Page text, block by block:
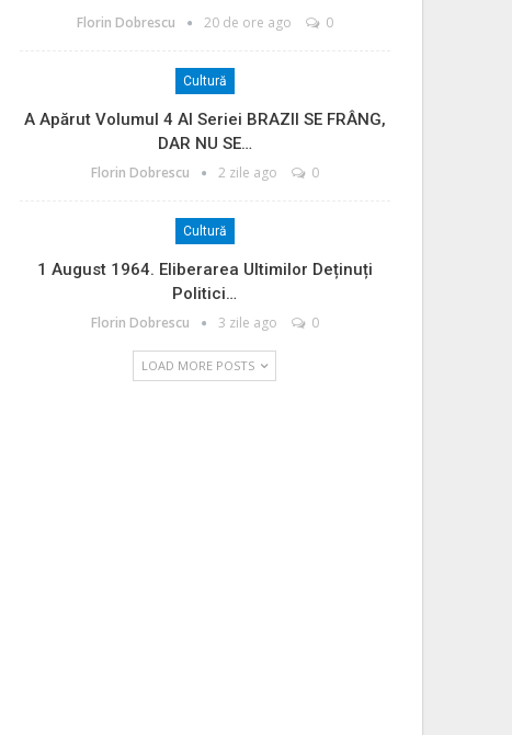
Florin Dobrescu 20 de ore ago 0
Cultură
A Apărut Volumul 4 Al Seriei BRAZII SE FRÂNG,
DAR NU SE…
Florin Dobrescu 2 zile ago 0
Cultură
1 August 1964. Eliberarea Ultimilor Deținuți
Politici…
Florin Dobrescu 3 zile ago 0
LOAD MORE POSTS